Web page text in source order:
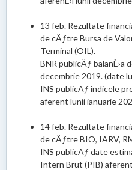
13 feb. Rezultate
de cÄƒtre Bursa de
Terminal (OIL).
BNR publicÄƒ balanÈ›a
decembrie 2019. (date
INS publicÄƒ indicele
aferent lunii ianuarie
14 feb. Rezultate
de cÄƒtre BIO, IARV,
INS publicÄƒ date
Intern Brut (PIB)